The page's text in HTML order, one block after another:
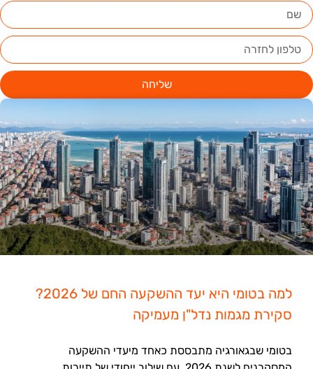
שליחה
למה בטומי היא יעד ההשקעה החם של 2026?
סקירת מגמות נדל"ן מעמיקה
בטומי שבגאורגיה מתבססת כאחד מיעדי ההשקעה